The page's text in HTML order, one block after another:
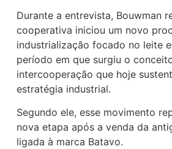
Durante a entrevista, Bouwman
cooperativa iniciou um novo
industrialização focado no leite
período em que surgiu o
intercooperação que hoje
estratégia industrial.
Segundo ele, esse movimento
nova etapa após a venda da
ligada à marca Batavo.